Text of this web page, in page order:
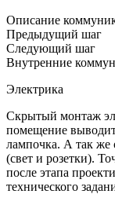
Описание
Предыдущий шаг
Следующий шаг
Внутренние
Электрика
Скрытый монтаж
помещение
лампочка. А так же
(свет и розетки).
после этапа
технического